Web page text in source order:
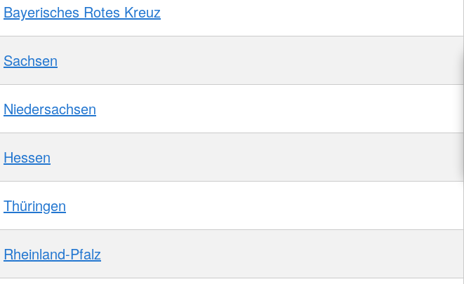
Bayerisches Rotes Kreuz
Sachsen
Niedersachsen
Hessen
Thüringen
Rheinland-Pfalz